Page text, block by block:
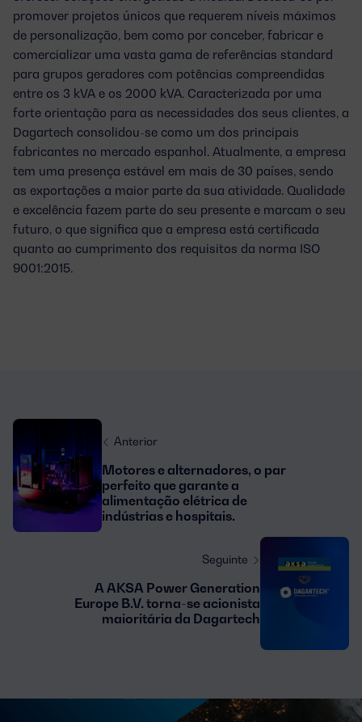
promover projetos únicos que requerem níveis máximos
de personalização, bem como por conceber, fabricar e
comercializar uma vasta gama de referências standard
para grupos geradores com potências compreendidas
entre os 3 kVA e os 2000 kVA. Caracterizada por uma
forte orientação para as necessidades dos seus clientes, a
Dagartech consolidou-se como um dos principais
fabricantes no mercado espanhol. Atualmente, a empresa
tem uma presença estável em mais de 30 países, sendo
as exportações a maior parte da sua atividade. Qualidade
e excelência fazem parte do seu presente e marcam o seu
futuro, o que significa que a empresa está certificada
quanto ao cumprimento dos requisitos da norma ISO
9001:2015.
Anterior
Motores e alternadores, o par
perfeito que garante a
alimentação elétrica de
indústrias e hospitais.
Seguinte
A AKSA Power Generation
Europe B.V. torna-se acionista
maioritária da Dagartech